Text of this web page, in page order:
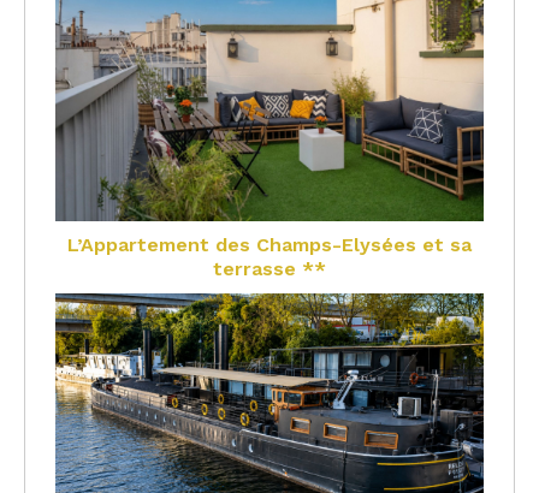
L’Appartement des Champs-Elysées et sa
terrasse **